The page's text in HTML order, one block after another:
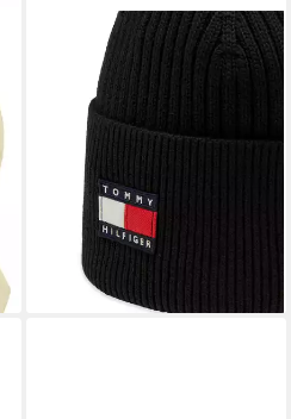
TOMMY HILFIGER
Beanie HERITAGE FLAG
BEANIE Regular fit mit
Markenlogo
29,90 €
lieferbar - in 1-2 Werktagen bei dir